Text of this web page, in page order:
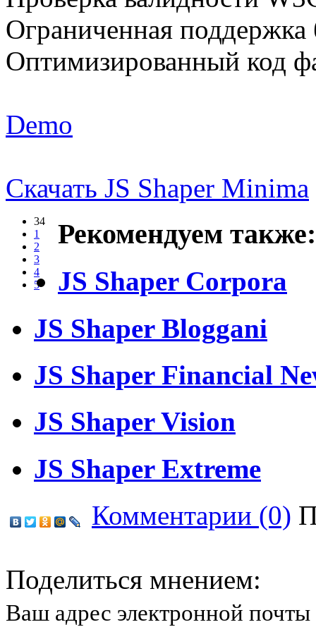
Ограниченная поддержка
Оптимизированный код
Demo
Скачать JS Shaper Minima
34
1
2
3
4
5
Рекомендуем также:
JS Shaper Corpora
JS Shaper Bloggani
JS Shaper Financial
JS Shaper Vision
JS Shaper Extreme
Комментарии (0)
Поделиться мнением:
Ваш адрес электронной